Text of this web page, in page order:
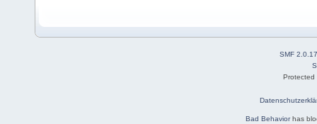
SMF 2.0.17
Bad Behaviorhas